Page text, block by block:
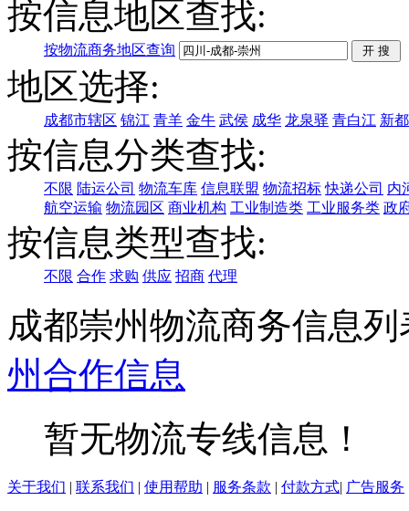
按信息地区查找:
按物流商务地区查询
地区选择:
成都市辖区 锦江 青羊 金牛 武侯 成华 龙泉驿 青白江 新都
按信息分类查找:
不限 陆运公司 物流车库 信息联盟 物流招标 快递公司 内
航空运输 物流园区 商业机构 工业制造类 工业服务类 政
按信息类型查找:
不限 合作 求购 供应 招商 代理
成都崇州物流商务信息列
州 合作信息
暂无物流专线信息！
关于我们 | 联系我们 | 使用帮助 | 服务条款 | 付款方式| 广告服务